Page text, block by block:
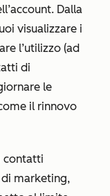
Dalla
visualizzare i
l’utilizzo (ad
di
le
il rinnovo
contatti
marketing,